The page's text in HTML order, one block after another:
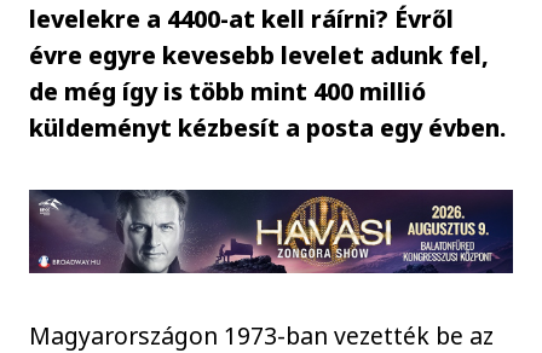
levelekre a 4400-at kell ráírni? Évről
évre egyre kevesebb levelet adunk fel,
de még így is több mint 400 millió
küldeményt kézbesít a posta egy évben.
Magyarországon 1973-ban vezették be az